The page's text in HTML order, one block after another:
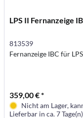
LPS II Fernanzeige
813539
Fernanzeige IBC für
359,00 € *
Nicht am Lager,
Lieferbar in ca. 7 Tage(n)